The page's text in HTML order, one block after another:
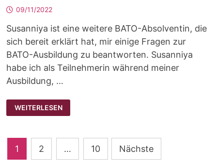
09/11/2022
Susanniya ist eine weitere BATO-Absolventin, die
sich bereit erklärt hat, mir einige Fragen zur
BATO-Ausbildung zu beantworten. Susanniya
habe ich als Teilnehmerin während meiner
Ausbildung, …
„BATO
HAT
MIR
SICHERHEIT
FÜR
MEINEN
UNTERRICHT
WEITERLESEN
Seitennummerierung
1 2 … 10 Nächste